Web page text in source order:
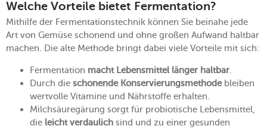
Welche Vorteile bietet Fermentation?
Mithilfe der Fermentationstechnik können Sie beinahe jede
Art von Gemüse schonend und ohne großen Aufwand haltbar
machen. Die alte Methode bringt dabei viele Vorteile mit sich:
Fermentation macht Lebensmittel länger haltbar.
Durch die schonende Konservierungsmethodebleiben
wertvolle Vitamine und Nährstoffe erhalten.
Milchsäuregärung sorgt für probiotische Lebensmittel,
die leicht verdaulich sind und zu einer gesunden